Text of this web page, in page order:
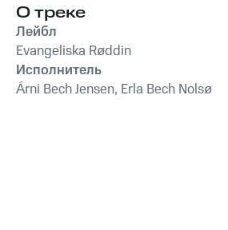
О треке
Лейбл
Evangeliska Røddin
Исполнитель
Árni Bech Jensen, Erla Bech Nolsø